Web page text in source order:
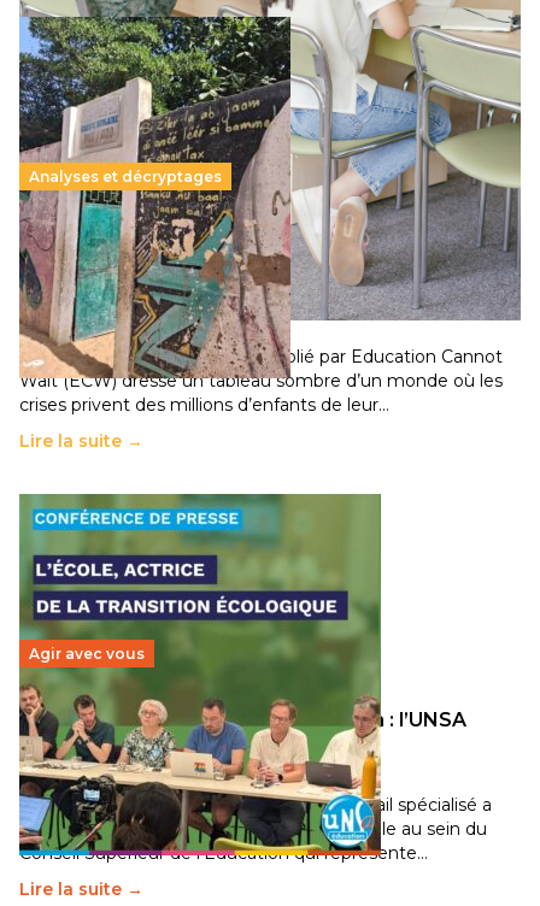
Analyses et décryptages
258 millions d’enfants victimes de la guerre, des
chocs climatiques et des déplacements de
population
11 juillet 2026- National
Un nouveau rapport mondial publié par Education Cannot
Wait (ECW) dresse un tableau sombre d’un monde où les
crises privent des millions d’enfants de leur…
Lire la suite →
Agir avec vous
Transition écologique de l’éducation : l’UNSA
Éducation fait bouger les lignes
30 juin 2026-National
Pendant plusieurs mois, un groupe de travail spécialisé a
travaillé sur la transition écologique de l’Ecole au sein du
Conseil Supérieur de l’Éducation qui représente…
Lire la suite →